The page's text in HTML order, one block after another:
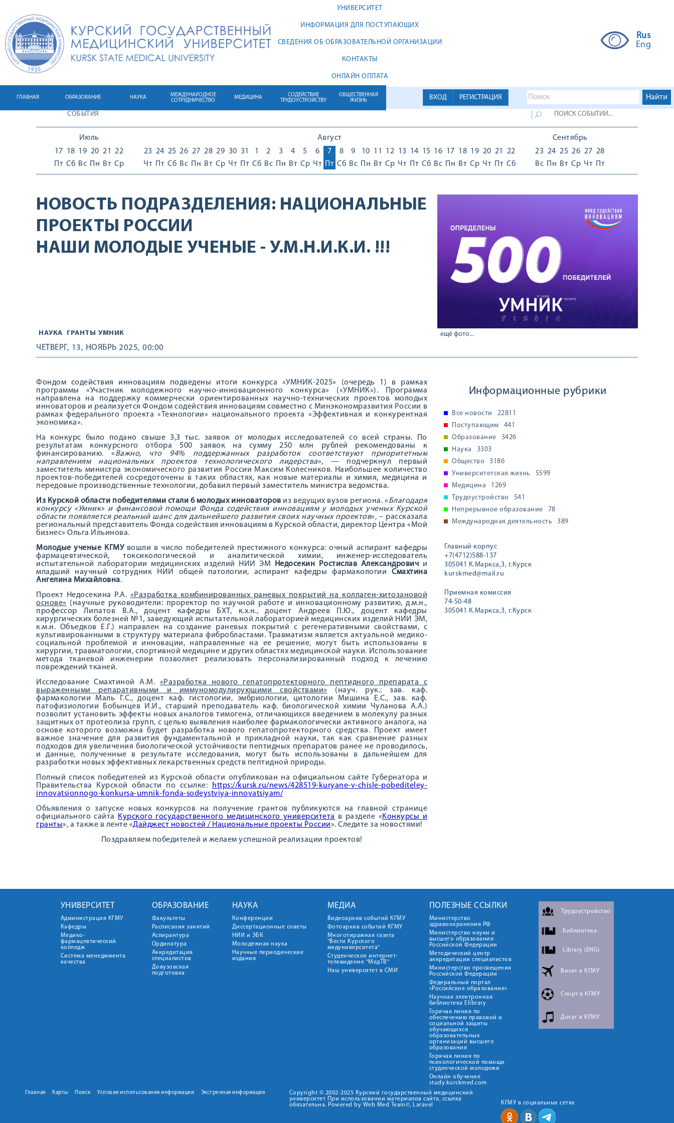
УНИВЕРСИТЕТ
ИНФОРМАЦИЯ ДЛЯ ПОСТУПАЮЩИХ
СВЕДЕНИЯ ОБ ОБРАЗОВАТЕЛЬНОЙ ОРГАНИЗАЦИИ
КОНТАКТЫ
ОНЛАЙН ОПЛАТА
Rus
Eng
ВХОД РЕГИСТРАЦИЯ
ГЛАВНАЯ ОБРАЗОВАНИЕ НАУКА
МЕЖДУНАРОДНОЕ
СОТРУДНИЧЕСТВО
МЕДИЦИНА
СОДЕЙСТВИЕ
ТРУДОУСТРОЙСТВУ
ОБЩЕСТВЕННАЯ
ЖИЗНЬ
СОБЫТИЯ
Июль
17
Пт
18
Сб
19
Вс
20
Пн
21
Вт
22
Ср
Август
23
Чт
24
Пт
25
Сб
26
Вс
27
Пн
28
Вт
29
Ср
30
Чт
31
Пт
1
Сб
2
Вс
3
Пн
4
Вт
5
Ср
6
Чт
7
Пт
8
Сб
9
Вс
10
Пн
11
Вт
12
Ср
13
Чт
14
Пт
15
Сб
16
Вс
17
Пн
18
Вт
19
Ср
20
Чт
21
Пт
22
Сб
Сентябрь
23
Вс
24
Пн
25
Вт
26
Ср
27
Чт
28
Пт
НОВОСТЬ ПОДРАЗДЕЛЕНИЯ: НАЦИОНАЛЬНЫЕ
ПРОЕКТЫ РОССИИ
НАШИ МОЛОДЫЕ УЧЕНЫЕ - У.М.Н.И.К.И. !!!
НАУКА ГРАНТЫ УМНИК ещё фото...
ЧЕТВЕРГ, 13, НОЯБРЬ 2025, 00:00
Фондом содействия инновациям подведены итоги конкурса «УМНИК-2025» (очередь 1) в рамках
программы «Участник молодежного научно-инновационного конкурса» («УМНИК»). Программа
направлена на поддержку коммерчески ориентированных научно-технических проектов молодых
инноваторов и реализуется Фондом содействия инновациям совместно с Минэкономразвития России в
рамках федерального проекта «Технологии» национального проекта «Эффективная и конкурентная
экономика».
На конкурс было подано свыше 3,3 тыс. заявок от молодых исследователей со всей страны. По
результатам конкурсного отбора 500 заявок на сумму 250 млн рублей рекомендованы к
финансированию. «Важно, что 94% поддержанных разработок соответствуют приоритетным
направлениям национальных проектов технологического лидерства», — подчеркнул первый
заместитель министра экономического развития России Максим Колесников. Наибольшее количество
проектов-победителей сосредоточены в таких областях, как новые материалы и химия, медицина и
передовые производственные технологии, добавил первый заместитель министра ведомства.
Из Курской области победителями стали 6 молодых инноваторов из ведущих вузов региона. «Благодаря
конкурсу «Умник» и финансовой помощи Фонда содействия инновациям у молодых ученых Курской
области появляется реальный шанс для дальнейшего развития своих научных проектов», – рассказала
региональный представитель Фонда содействия инновациям в Курской области, директор Центра «Мой
бизнес» Ольга Ильинова.
Молодые ученые КГМУвошли в число победителей престижного конкурса: очный аспирант кафедры
фармацевтической, токсикологической и аналитической химии, инженер-исследователь
испытательной лаборатории медицинских изделий НИИ ЭМ
Недосекин Ростислав Александрович и
младший научный сотрудник НИИ общей патологии, аспирант кафедры фармакологии Смахтина
Ангелина Михайловна.
Проект Недосекина Р.А. «Разработка комбинированных раневых покрытий на коллаген-хитозановой
основе» (научные руководители: проректор по научной работе и инновационному развитию, д.м.н.,
профессор Липатов В.А., доцент кафедры БХТ, к.х.н., доцент Андреев П.Ю., доцент кафедры
хирургических болезней №1, заведующий испытательной лабораторией медицинских изделий НИИ ЭМ,
к.м.н. Объедков Е.Г.) направлен на создание раневых покрытий с регенеративными свойствами, с
культивированными в структуру материала фибробластами. Травматизм является актуальной медико-
социальной проблемой и инновации, направленные на ее решение, могут быть использованы в
хирургии, травматологии, спортивной медицине и других областях медицинской науки. Использование
метода тканевой инженерии позволяет реализовать персонализированный подход к лечению
повреждений тканей.
Исследование Смахтиной А.М. «Разработка нового гепатопротекторного пептидного препарата с
выраженными репаративными и иммуномодулирующими свойствами» (науч. рук.: зав. каф.
фармакологии Маль Г.С., доцент каф. гистологии, эмбриологии, цитологии Мишина Е.С., зав. каф.
патофизиологии Бобынцев И.И., старший преподаватель каф. биологической химии Чуланова А.А.)
позволит установить эффекты новых аналогов тимогена, отличающихся введением в молекулу разных
защитных от протеолиза групп, с целью выявления наиболее фармакологически активного аналога, на
основе которого возможна будет разработка нового гепатопротекторного средства. Проект имеет
важное значение для развития фундаментальной и прикладной науки, так как сравнение разных
подходов для увеличения биологической устойчивости пептидных препаратов ранее не проводилось,
и данные, полученные в результате исследования, могут быть использованы в дальнейшем для
разработки новых эффективных лекарственных средств пептидной природы.
Полный список победителей из Курской области опубликован на официальном сайте Губернатора и
Правительства Курской области по ссылке:
https://kursk.ru/news/428519-kuryane-v-chisle-pobediteley-
innovatsionnogo-konkursa-umnik-fonda-sodeystviya-innovatsiyam/
Объявления о запуске новых конкурсов на получение грантов публикуются на главной странице
официального сайта
Курского государственного медицинского университета в разделе «Конкурсы и
гранты», а также в ленте «Дайджест новостей / Национальные проекты России». Следите за новостями!
Поздравляем победителей и желаем успешной реализации проектов!
Информационные рубрики
Все новости
22811
Поступающим
441
Образование
3426
Наука
3303
Общество
3186
Университетская жизнь
5599
Медицина
1269
Трудоустройство
541
Непрерывное образование
78
Международная деятельность
389
Главный корпус
+7(4712)588-137
305041 К.Маркса,3, г.Курск
kurskmed@mail.ru
Приемная комиссия
74-50-48
305041 К.Маркса,3, г.Курск
УНИВЕРСИТЕТ
Администрация КГМУ
Кафедры
Медико-
фармацевтический
колледж
Система менеджмента
качества
ОБРАЗОВАНИЕ
Факультеты
Расписания занятий
Аспирантура
Ординатура
Аккредитация
специалистов
Довузовская
подготовка
НАУКА
Конференции
Диссертационные советы
НИИ и ЭБК
Молодежная наука
Научные периодические
издания
МЕДИА
Видеоархив событий КГМУ
Фотоархив событий КГМУ
Многотиражная газета
"Вести Курского
медуниверситета"
Студенческое интернет-
телевидение "МедТВ"
Наш университет в СМИ
ПОЛЕЗНЫЕ ССЫЛКИ
Министерство
здравоохранения РФ
Министерство науки и
высшего образования
Российской Федерации
Методический центр
аккредитации специалистов
Министерство просвещения
Российской Федерации
Федеральный портал
«Российское образование»
Научная электронная
библиотека Elibrary
Горячая линия по
обеспечению правовой и
социальной защиты
обучающихся
образовательных
организаций высшего
образования
Горячая линия по
психологической помощи
студенческой молодежи
Онлайн обучение
study.kurskmed.com
Трудоустройство
Библиотека
Library (ENG)
Визит в КГМУ
Спорт в КГМУ
Досуг в КГМУ
Главная Карты Поиск Условия использования информации Экстренная информация
Copyright © 2002-2025 Курский государственный медицинский
университет При использовании материалов сайта, ссылка
обязательна. Powered by Web Med Team©, Laravel
КГМУ в социальных сетях